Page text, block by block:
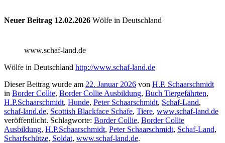
Neuer Beitrag 12.02.2026 Wölfe in Deutschland
www.schaf-land.de
Wölfe in Deutschland http://www.schaf-land.de
Dieser Beitrag wurde am 22. Januar 2026 von H.P. Schaarschmidt
in Border Collie, Border Collie Ausbildung, Buch Tiergefährten,
H.P.Schaarschmidt, Hunde, Peter Schaarschmidt, Schaf-Land,
schaf-land.de, Scottish Blackface Schafe, Tiere, www.schaf-land.de
veröffentlicht. Schlagworte: Border Collie, Border Collie
Ausbildung, H.P.Schaarschmidt, Peter Schaarschmidt, Schaf-Land,
Scharfschütze, Soldat, www.schaf-land.de.